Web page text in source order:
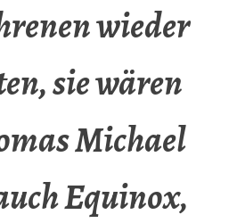
wieder
sie wären
Michael
Equinox,